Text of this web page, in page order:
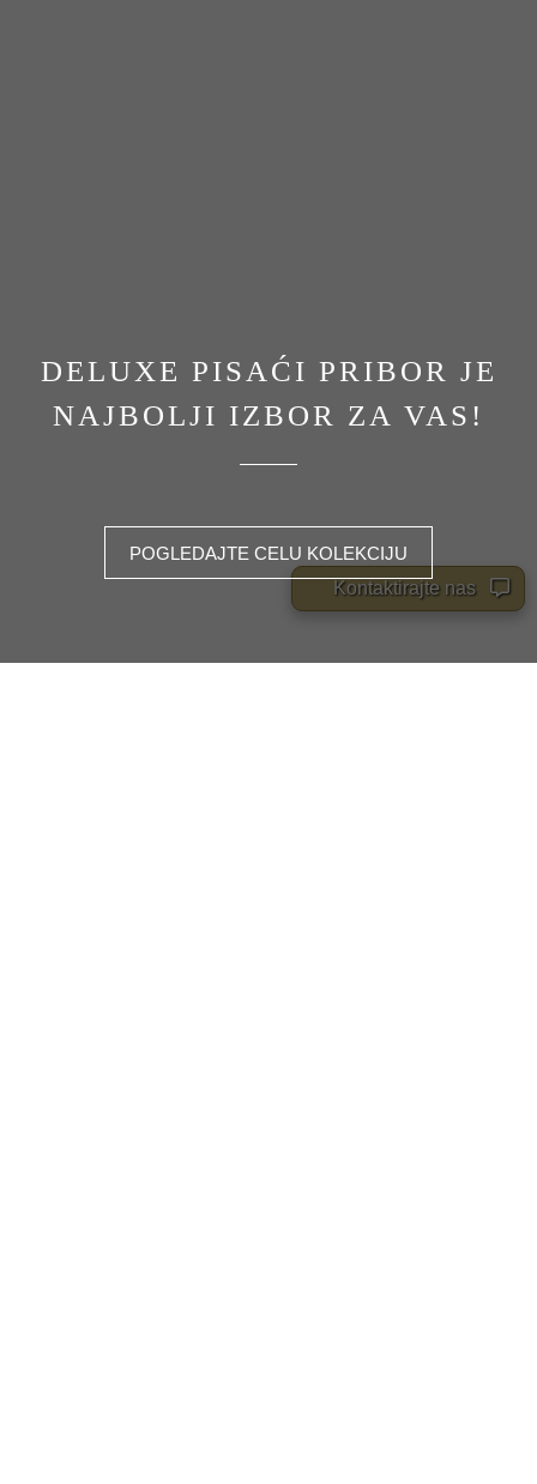
DELUXE PISAĆI PRIBOR JE
NAJBOLJI IZBOR ZA VAS!
POGLEDAJTE CELU KOLEKCIJU
Kontaktirajte nas